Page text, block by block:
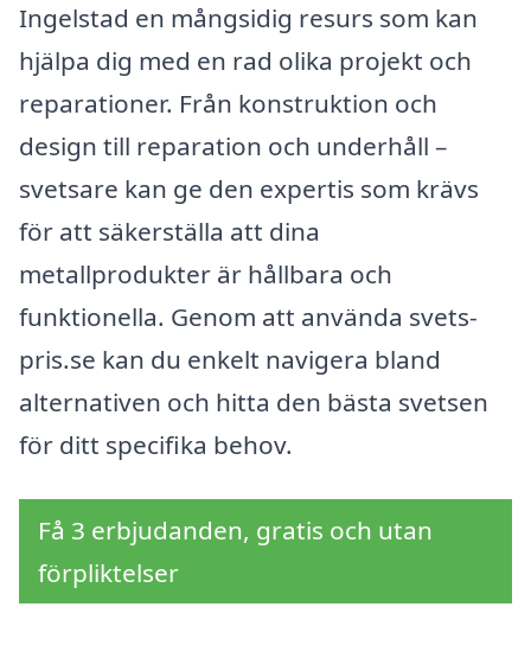
Ingelstad en mångsidig resurs som kan
hjälpa dig med en rad olika projekt och
reparationer. Från konstruktion och
design till reparation och underhåll –
svetsare kan ge den expertis som krävs
för att säkerställa att dina
metallprodukter är hållbara och
funktionella. Genom att använda svets-
pris.se kan du enkelt navigera bland
alternativen och hitta den bästa svetsen
för ditt specifika behov.
Få 3 erbjudanden, gratis och utan
förpliktelser